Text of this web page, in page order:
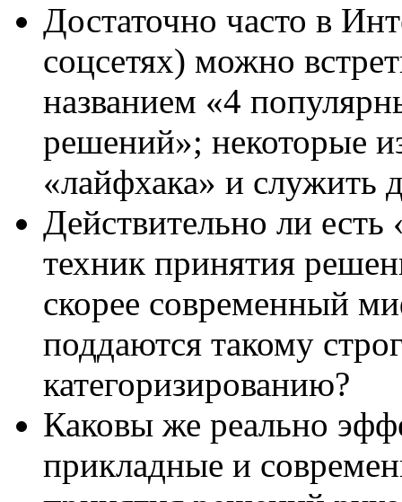
Достаточно часто в
соцсетях) можно
названием «4
решений»; некоторые
«лайфхака» и служить
Действительно ли
техник принятия
скорее современный
поддаются такому
категоризированию?
Каковы же реально
прикладные и